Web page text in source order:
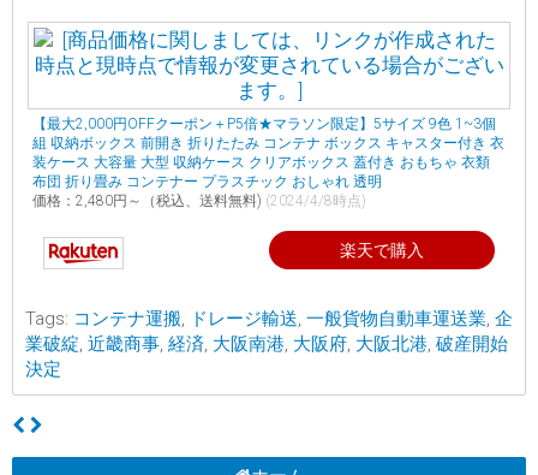
【最大2,000円OFFクーポン＋P5倍★マラソン限定】5サイズ 9色 1~3個
組 収納ボックス 前開き 折りたたみ コンテナ ボックス キャスター付き 衣
装ケース 大容量 大型 収納ケース クリアボックス 蓋付き おもちゃ 衣類
布団 折り畳み コンテナー プラスチック おしゃれ 透明
価格：2,480円～（税込、送料無料) (2024/4/8時点)
楽天で購入
Tags: コンテナ運搬, ドレージ輸送, 一般貨物自動車運送業, 企
業破綻, 近畿商事, 経済, 大阪南港, 大阪府, 大阪北港, 破産開始
決定